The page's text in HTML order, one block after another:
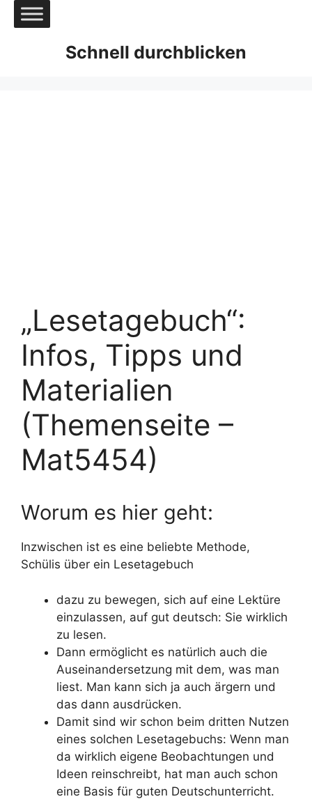
Zum
Inhalt
Schnell durchblicken
„Lesetagebuch“:
Infos, Tipps und
Materialien
(Themenseite –
Mat5454)
Worum es hier geht:
Inzwischen ist es eine beliebte Methode,
Schülis über ein Lesetagebuch
dazu zu bewegen, sich auf eine Lektüre
einzulassen, auf gut deutsch: Sie wirklich
zu lesen.
Dann ermöglicht es natürlich auch die
Auseinandersetzung mit dem, was man
liest. Man kann sich ja auch ärgern und
das dann ausdrücken.
Damit sind wir schon beim dritten Nutzen
eines solchen Lesetagebuchs: Wenn man
da wirklich eigene Beobachtungen und
Ideen reinschreibt, hat man auch schon
eine Basis für guten Deutschunterricht.